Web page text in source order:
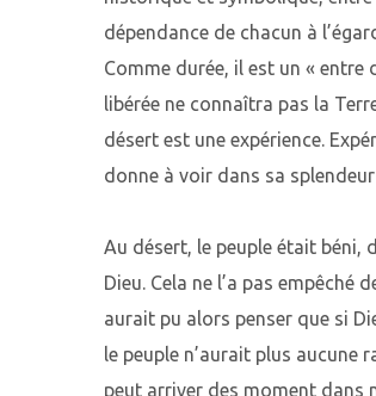
dépendance de chacun à
Comme durée, il est un «
libérée ne connaîtra pas la
désert est une expérience.
donne à voir dans sa
Au désert, le peuple était béni,
Dieu. Cela ne l’a pas empêché
aurait pu alors penser que si
le peuple n’aurait plus aucune
peut arriver des moment dans